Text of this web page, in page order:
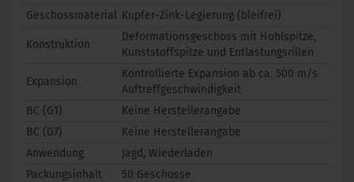
Geschossmaterial Kupfer-Zink-Legierung (bleifrei)
Konstruktion
Deformationsgeschoss mit Hohlspitze,
Kunststoffspitze und Entlastungsrillen
Expansion
Kontrollierte Expansion ab ca. 500 m/s
Auftreffgeschwindigkeit
BC (G1)
Keine Herstellerangabe
BC (G7)
Keine Herstellerangabe
Anwendung
Jagd, Wiederladen
Packungsinhalt
50 Geschosse